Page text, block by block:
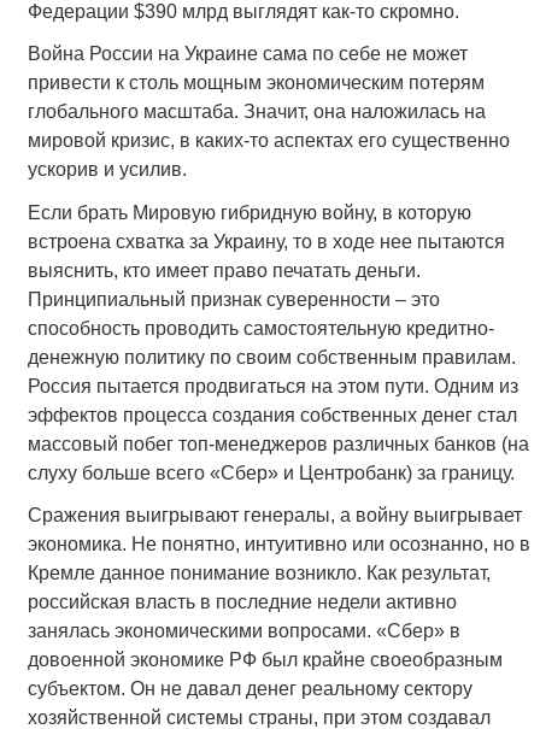
Федерации $390 млрд выглядят как-то скромно.
Война России на Украине сама по себе не может
привести к столь мощным экономическим потерям
глобального масштаба. Значит, она наложилась на
мировой кризис, в каких-то аспектах его существенно
ускорив и усилив.
Если брать Мировую гибридную войну, в которую
встроена схватка за Украину, то в ходе нее пытаются
выяснить, кто имеет право печатать деньги.
Принципиальный признак суверенности – это
способность проводить самостоятельную кредитно-
денежную политику по своим собственным правилам.
Россия пытается продвигаться на этом пути. Одним из
эффектов процесса создания собственных денег стал
массовый побег топ-менеджеров различных банков (на
слуху больше всего «Сбер» и Центробанк) за границу.
Сражения выигрывают генералы, а войну выигрывает
экономика. Не понятно, интуитивно или осознанно, но в
Кремле данное понимание возникло. Как результат,
российская власть в последние недели активно
занялась экономическими вопросами. «Сбер» в
довоенной экономике РФ был крайне своеобразным
субъектом. Он не давал денег реальному сектору
хозяйственной системы страны, при этом создавал